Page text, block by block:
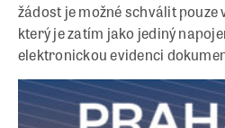
žádost je možné schválit
který je zatím jako jediný
elektronickou evidenci